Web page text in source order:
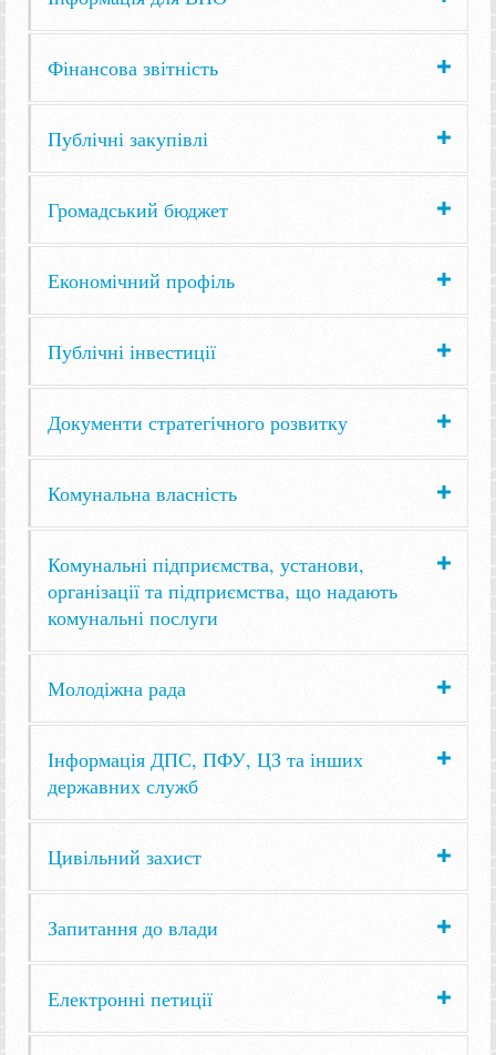
Фінансова звітність
Публічні закупівлі
Громадський бюджет
Економічний профіль
Публічні інвестиції
Документи стратегічного розвитку
Комунальна власність
Комунальні підприємства, установи,
організації та підприємства, що надають
комунальні послуги
Молодіжна рада
Інформація ДПС, ПФУ, ЦЗ та інших
державних служб
Цивільний захист
Запитання до влади
Електронні петиції